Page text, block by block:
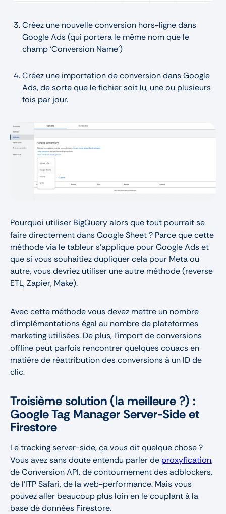
Créez une nouvelle conversion hors-ligne dans
Google Ads (qui portera le même nom que le
champ ‘Conversion Name’)
Créez une importation de conversion dans Google
Ads, de sorte que le fichier soit lu, une ou plusieurs
fois par jour.
Pourquoi utiliser BigQuery alors que tout pourrait se
faire directement dans Google Sheet ? Parce que cette
méthode via le tableur s’applique pour Google Ads et
que si vous souhaitiez dupliquer cela pour Meta ou
autre, vous devriez utiliser une autre méthode (reverse
ETL, Zapier, Make).
Avec cette méthode vous devez mettre un nombre
d’implémentations égal au nombre de plateformes
marketing utilisées. De plus, l’import de conversions
offline peut parfois rencontrer quelques couacs en
matière de réattribution des conversions à un ID de
clic.
Troisième solution (la meilleure ?) :
Google Tag Manager Server-Side et
Firestore
Le tracking server-side, ça vous dit quelque chose ?
Vous avez sans doute entendu parler de proxyfication,
de Conversion API, de contournement des adblockers,
de l’ITP Safari, de la web-performance. Mais vous
pouvez aller beaucoup plus loin en le couplant à la
base de données Firestore.